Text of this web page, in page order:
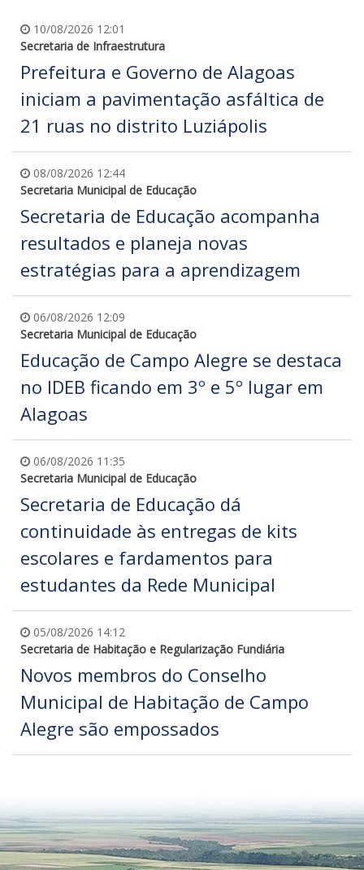
10/08/2026 12:01
Secretaria de Infraestrutura
Prefeitura e Governo de Alagoas
iniciam a pavimentação asfáltica de
21 ruas no distrito Luziápolis
08/08/2026 12:44
Secretaria Municipal de Educação
Secretaria de Educação acompanha
resultados e planeja novas
estratégias para a aprendizagem
06/08/2026 12:09
Secretaria Municipal de Educação
Educação de Campo Alegre se destaca
no IDEB ficando em 3º e 5º lugar em
Alagoas
06/08/2026 11:35
Secretaria Municipal de Educação
Secretaria de Educação dá
continuidade às entregas de kits
escolares e fardamentos para
estudantes da Rede Municipal
05/08/2026 14:12
Secretaria de Habitação e Regularização Fundiária
Novos membros do Conselho
Municipal de Habitação de Campo
Alegre são empossados